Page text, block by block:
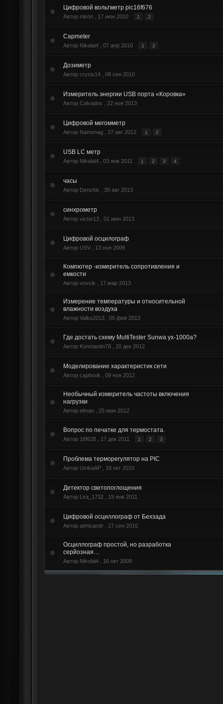
Цифровой вольтметр pic16f676
Автор miron , 17 июн 2010 1 2
Сapmeter
Автор Nikolai4 , 07 апр 2010 1 2
Дозиметр
Автор crysis14 , 08 сен 2010
Измеритель энергии USB порта «Коровка»
Автор Calvados , 22 ноя 2013
Цифровой мегомметр
Автор Nanomag , 27 авг 2012 1 2
USB LC метр
Автор Nikolai4 , 03 янв 2011 1 2 3 4
часы
Автор Denchic , 30 авг 2013
синхрометр
Автор victor13 , 01 июн 2013
Цифровой осцилограф
Автор USV , 13 ноя 2009
Компютер -измеритель сопротивления и
емкости
Автор vovcik , 17 мар 2013
Измерение температуры и относительной
влажности воздуха
Автор Valko2013 , 05 фев 2013
Где достать схему MultiTester Sunwa yx-1000a?
Автор Konstantin78 , 20 дек 2012
Моделирование характеристик сети
Автор caphook , 09 ноя 2012
Необычный измеритель частоты включения
нагрузки
Автор elman , 25 июн 2012
Вопрос по печатке для термостата.
Автор 16f628 , 17 дек 2011 1 2 3
Проблема терморегулятор на PIC
Автор UmkaAP , 18 окт 2010
Детектор светопоглощения
Автор Lira_1732 , 19 янв 2011
Цифровой осциллограф от Бехзада
Автор atmicandr , 17 сен 2010
Осциллограф простой, но разработка
серйозная…
Автор Nikolai4 , 16 окт 2009